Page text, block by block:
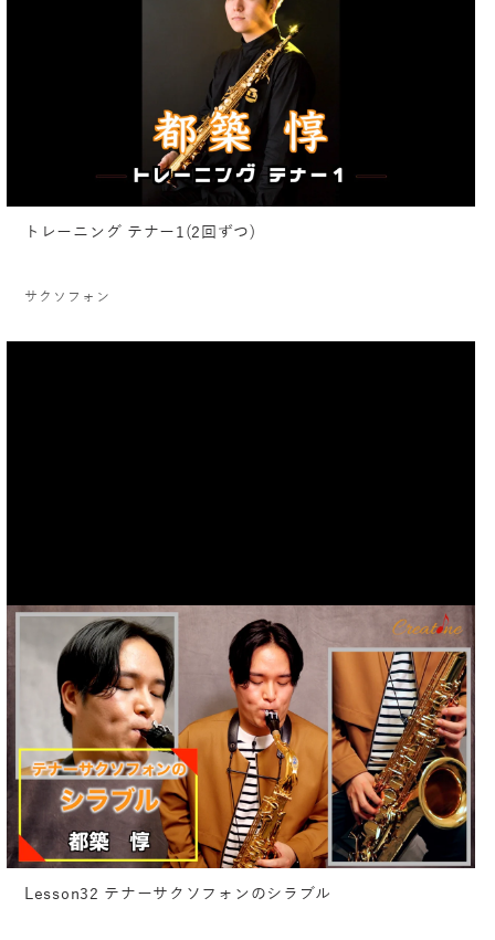
トレーニング テナー1(2回ずつ)
サクソフォン
Lesson32 テナーサクソフォンのシラブル